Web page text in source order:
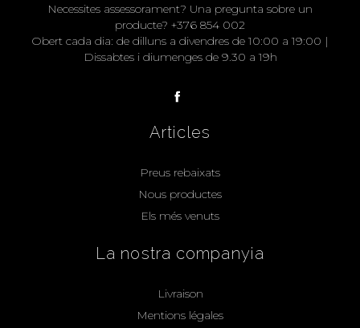
Necessites assessorament? Una pregunta sobre un
producte? +376 854 002
Obert cada dia: de dilluns a divendres de 10:00 a 19:00 |
Dissabtes i diumenges de 9.30 a 19h
Articles
Preus rebaixats
Nous productes
Els més venuts
La nostra companyia
Livraison
Mentions légales